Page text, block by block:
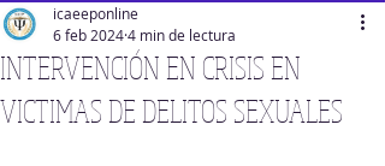
INTERVENCIÓN EN CRISIS EN
VICTIMAS DE DELITOS SEXUALES
icaeeponline
6 feb 20244 min de lectura